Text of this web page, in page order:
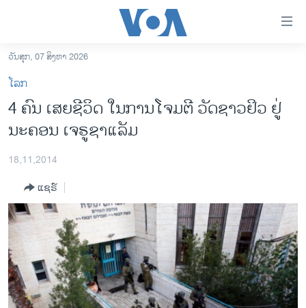
ເຂົ້າ
ຫາ
ຂ້າມ
ຂ້າມ
ຫາ
ລາວ
ການເລືອກຕັ້ງ ປະທານາທີບໍດີ ສະຫະລັດ 2024
ຂ່າວ​ຈີນ
ໂລກ
ເອເຊຍ
ອິດສະຫຼະພາບດ້ານການຂ່າວ
ຊີວິດຊາວລາວ
ຊຸມຊົນຊາວລາວ
ວັນສຸກ, 07 ສິງຫາ 2026
ໂລກ
4 ຄົນ ເສຍຊີວິດ ໃນການໂຈມຕີ ວັດຊາວຢິວ ຢູ່
ນະຄອນ ເຈຣູຊາແລັມ
18,11,2014
ແຊຣ໌